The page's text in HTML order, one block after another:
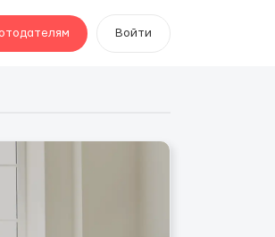
Войти